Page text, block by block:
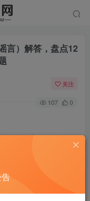
言）解答，盘点12
关注
107 0
也有做一些陪跑服
，通过与他们的交
，特意写一篇文章来
层逻辑去把他们讲清